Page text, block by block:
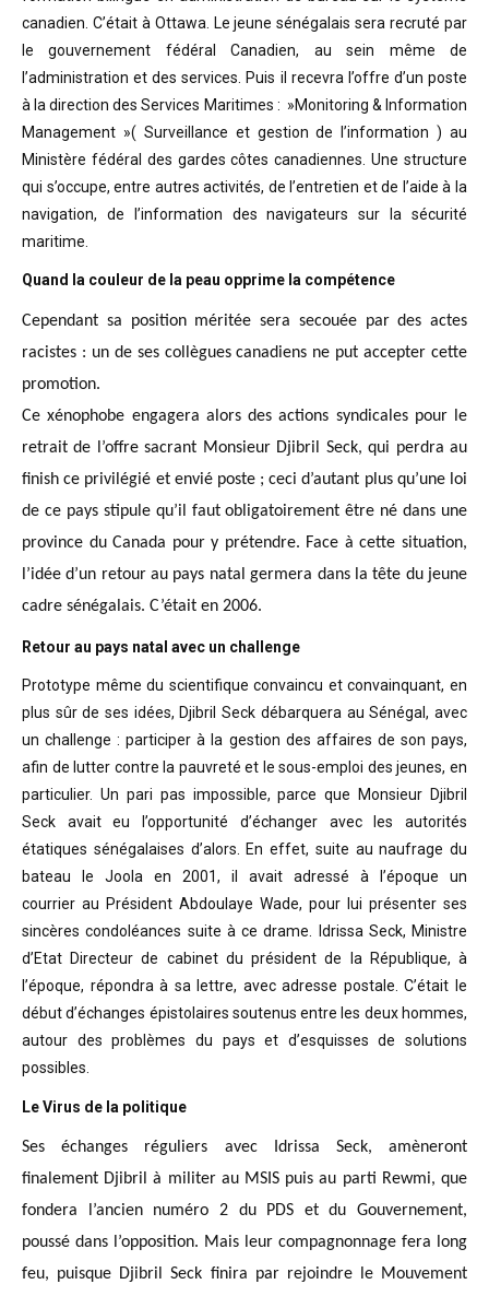
canadien. C’était à Ottawa. Le jeune sénégalais sera recruté par
le gouvernement fédéral Canadien, au sein même de
l’administration et des services. Puis il recevra l’offre d’un poste
à la direction des Services Maritimes : »Monitoring & Information
Management »( Surveillance et gestion de l’information ) au
Ministère fédéral des gardes côtes canadiennes. Une structure
qui s’occupe, entre autres activités, de l’entretien et de l’aide à la
navigation, de l’information des navigateurs sur la sécurité
maritime.
Quand la couleur de la peau opprime la compétence
Cependant sa position méritée sera secouée par des actes
racistes : un de ses collègues canadiens ne put accepter cette
promotion.
Ce xénophobe engagera alors des actions syndicales pour le
retrait de l’offre sacrant Monsieur Djibril Seck, qui perdra au
finish ce privilégié et envié poste ; ceci d’autant plus qu’une loi
de ce pays stipule qu’il faut obligatoirement être né dans une
province du Canada pour y prétendre. Face à cette situation,
l’idée d’un retour au pays natal germera dans la tête du jeune
cadre sénégalais. C’était en 2006.
Retour au pays natal avec un challenge
Prototype même du scientifique convaincu et convainquant, en
plus sûr de ses idées, Djibril Seck débarquera au Sénégal, avec
un challenge : participer à la gestion des affaires de son pays,
afin de lutter contre la pauvreté et le sous-emploi des jeunes, en
particulier. Un pari pas impossible, parce que Monsieur Djibril
Seck avait eu l’opportunité d’échanger avec les autorités
étatiques sénégalaises d’alors. En effet, suite au naufrage du
bateau le Joola en 2001, il avait adressé à l’époque un
courrier au Président Abdoulaye Wade, pour lui présenter ses
sincères condoléances suite à ce drame. Idrissa Seck, Ministre
d’Etat Directeur de cabinet du président de
la République, à
l’époque, répondra à sa lettre, avec adresse postale. C’était le
début d’échanges épistolaires soutenus entre les deux hommes,
autour des problèmes du pays et d’esquisses de solutions
possibles.
Le Virus de la politique
Ses échanges réguliers avec Idrissa Seck, amèneront
finalement Djibril à militer au MSIS puis au parti Rewmi, que
fondera l’ancien numéro 2 du PDS et du Gouvernement,
poussé dans l’opposition. Mais leur compagnonnage fera long
feu, puisque Djibril Seck finira par rejoindre le Mouvement